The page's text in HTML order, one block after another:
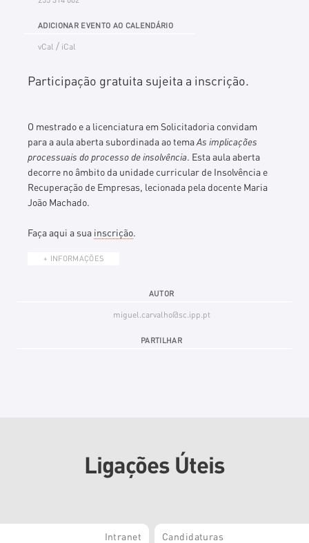
ADICIONAR EVENTO AO CALENDÁRIO
vCal / iCal
Participação gratuita sujeita a inscrição.
O mestrado e a licenciatura em Solicitadoria convidam
para a aula aberta subordinada ao temaAs implicações
processuais do processo de insolvência. Esta aula aberta
decorre no âmbito da unidade curricular de Insolvência e
Recuperação de Empresas, lecionada pela docente Maria
João Machado.
Faça aqui a sua inscrição.
+ INFORMAÇÕES
AUTOR
miguel.carvalho@sc.ipp.pt
PARTILHAR
Ligações Úteis
Intranet Candidaturas